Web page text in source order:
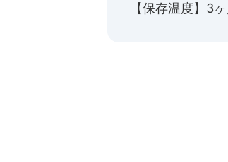
【保存温度】3